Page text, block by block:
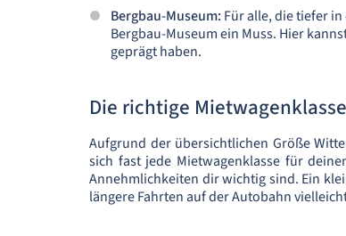
Bergbau-Museum: Für alle, die tiefer
Bergbau-Museum ein Muss. Hier
geprägt haben.
Die richtige
Aufgrund der übersichtlichen Größe
sich fast jede Mietwagenklasse für
Annehmlichkeiten dir wichtig sind. Ein
längere Fahrten auf der Autobahn